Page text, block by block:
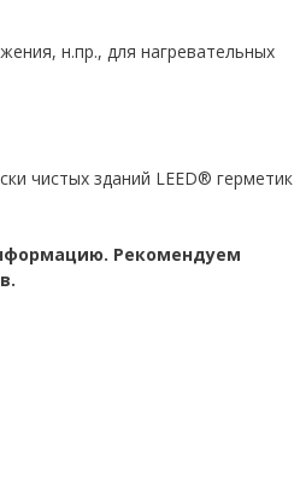
н.пр., для нагревательных
чистых зданий LEED® герметик
Рекомендуем